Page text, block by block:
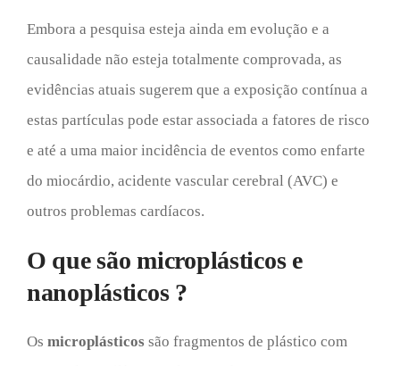
Embora a pesquisa esteja ainda em evolução e a
causalidade não esteja totalmente comprovada, as
evidências atuais sugerem que a exposição contínua a
estas partículas pode estar associada a fatores de risco
e até a uma maior incidência de eventos como enfarte
do miocárdio, acidente vascular cerebral (AVC) e
outros problemas cardíacos.
O que são microplásticos e
nanoplásticos ?
Os microplásticos são fragmentos de plástico com